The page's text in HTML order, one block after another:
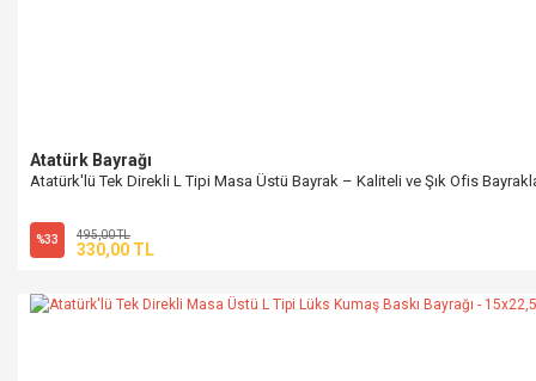
Atatürk Bayrağı
Atatürk'lü Tek Direkli L Tipi Masa Üstü Bayrak – Kaliteli ve Şık Ofis
%33 495,00 TL
330,00 TL